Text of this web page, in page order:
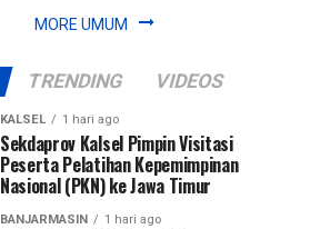
MORE UMUM
TRENDING VIDEOS
KALSEL 1 hari ago
Sekdaprov Kalsel Pimpin Visitasi
Peserta Pelatihan Kepemimpinan
Nasional (PKN) ke Jawa Timur
BANJARMASIN 1 hari ago